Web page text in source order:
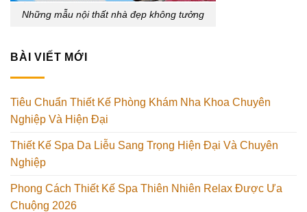
Những mẫu nội thất nhà đẹp không tưởng
BÀI VIẾT MỚI
Tiêu Chuẩn Thiết Kế Phòng Khám Nha Khoa Chuyên
Nghiệp Và Hiện Đại
Thiết Kế Spa Da Liễu Sang Trọng Hiện Đại Và Chuyên
Nghiệp
Phong Cách Thiết Kế Spa Thiên Nhiên Relax Được Ưa
Chuộng 2026